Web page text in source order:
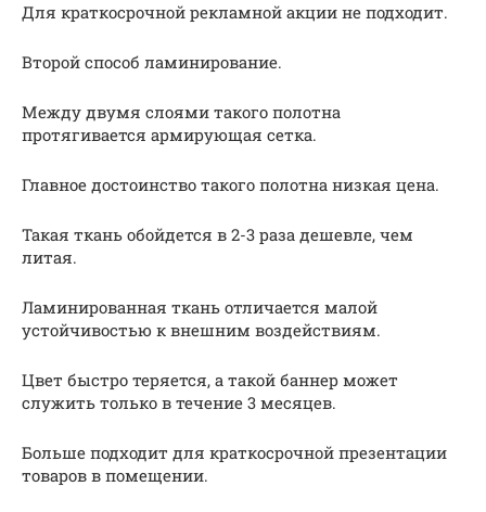
Для краткосрочной рекламной акции не подходит.
Второй способ ламинирование.
Между двумя слоями такого полотна
протягивается армирующая сетка.
Главное достоинство такого полотна низкая цена.
Такая ткань обойдется в 2-3 раза дешевле, чем
литая.
Ламинированная ткань отличается малой
устойчивостью к внешним воздействиям.
Цвет быстро теряется, а такой баннер может
служить только в течение 3 месяцев.
Больше подходит для краткосрочной презентации
товаров в помещении.